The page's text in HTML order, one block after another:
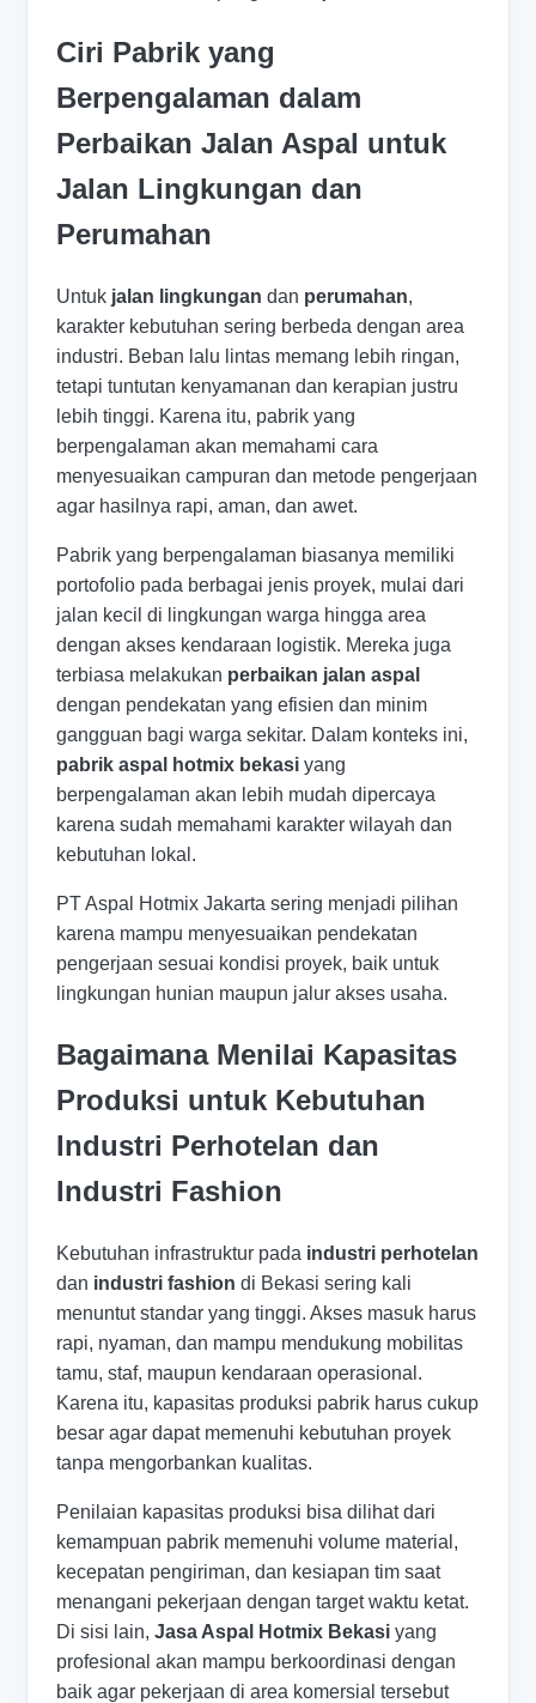
Ciri Pabrik yang
Berpengalaman dalam
Perbaikan Jalan Aspal untuk
Jalan Lingkungan dan
Perumahan
Untuk jalan lingkungan dan perumahan,
karakter kebutuhan sering berbeda dengan area
industri. Beban lalu lintas memang lebih ringan,
tetapi tuntutan kenyamanan dan kerapian justru
lebih tinggi. Karena itu, pabrik yang
berpengalaman akan memahami cara
menyesuaikan campuran dan metode pengerjaan
agar hasilnya rapi, aman, dan awet.
Pabrik yang berpengalaman biasanya memiliki
portofolio pada berbagai jenis proyek, mulai dari
jalan kecil di lingkungan warga hingga area
dengan akses kendaraan logistik. Mereka juga
terbiasa melakukan perbaikan jalan aspal
dengan pendekatan yang efisien dan minim
gangguan bagi warga sekitar. Dalam konteks ini,
pabrik aspal hotmix bekasi yang
berpengalaman akan lebih mudah dipercaya
karena sudah memahami karakter wilayah dan
kebutuhan lokal.
PT Aspal Hotmix Jakarta sering menjadi pilihan
karena mampu menyesuaikan pendekatan
pengerjaan sesuai kondisi proyek, baik untuk
lingkungan hunian maupun jalur akses usaha.
Bagaimana Menilai Kapasitas
Produksi untuk Kebutuhan
Industri Perhotelan dan
Industri Fashion
Kebutuhan infrastruktur pada industri perhotelan
dan industri fashion di Bekasi sering kali
menuntut standar yang tinggi. Akses masuk harus
rapi, nyaman, dan mampu mendukung mobilitas
tamu, staf, maupun kendaraan operasional.
Karena itu, kapasitas produksi pabrik harus cukup
besar agar dapat memenuhi kebutuhan proyek
tanpa mengorbankan kualitas.
Penilaian kapasitas produksi bisa dilihat dari
kemampuan pabrik memenuhi volume material,
kecepatan pengiriman, dan kesiapan tim saat
menangani pekerjaan dengan target waktu ketat.
Di sisi lain,Jasa Aspal Hotmix Bekasi yang
profesional akan mampu berkoordinasi dengan
baik agar pekerjaan di area komersial tersebut